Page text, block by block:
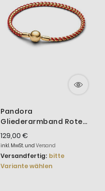
Pandora
Gliederarmband Rote
Kordel 14 Karat
Vergoldet 563816C01
129,00 €
inkl. MwSt. und Versand
Versandfertig: bitte
Variante wählen